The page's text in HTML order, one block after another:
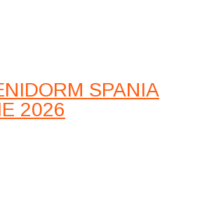
SPANIA
2026